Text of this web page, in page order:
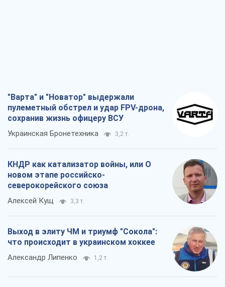
"Варта" и "Новатор" выдержали
пулеметный обстрел и удар FPV-дрона,
сохранив жизнь офицеру ВСУ
Украинская Бронетехника 3,2 т.
КНДР как катализатор войны, или О
новом этапе российско-
северокорейского союза
Алексей Кущ 3,3 т.
Выход в элиту ЧМ и триумф "Сокола":
что происходит в украинском хоккее
Александр Липенко 1,2 т.